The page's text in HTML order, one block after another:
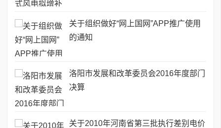
关于组织做好“网上国网”APP推广使用
的通知
洛阳市发展和改革委员会2016年度部门
决算
关于2010年河南省第三批执行差别电价